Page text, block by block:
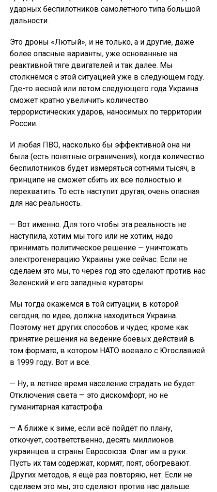
ударных беспилотников самолётного типа большой
дальности.
Это дроны «Лютый», и не только, а и другие, даже
более опасные варианты, уже основанные на
реактивной тяге двигателей и так далее. Мы
столкнёмся с этой ситуацией уже в следующем году.
Где-то весной или летом следующего года Украина
сможет кратно увеличить количество
террористических ударов, наносимых по территории
России.
И любая ПВО, насколько бы эффективной она ни
была (есть понятные ограничения), когда количество
беспилотников будет измеряться сотнями тысяч, в
принципе не сможет сбить их все полностью и
перехватить. То есть наступит другая, очень опасная
для нас реальность.
— Вот именно. Для того чтобы эта реальность не
наступила, хотим мы того или не хотим, надо
принимать политическое решение — уничтожать
электрогенерацию Украины уже сейчас. Если не
сделаем это мы, то через год это сделают против нас
Зеленский и его западные кураторы.
Мы тогда окажемся в той ситуации, в которой
сегодня, по идее, должна находиться Украина.
Поэтому нет других способов и чудес, кроме как
принятие решения на ведение боевых действий в
том формате, в котором НАТО воевало с Югославией
в 1999 году. Вот и всё.
— Ну, в летнее время население страдать не будет.
Отключения света — это дискомфорт, но не
гуманитарная катастрофа.
— А ближе к зиме, если всё пойдёт по плану,
откочует, соответственно, десять миллионов
украинцев в страны Евросоюза. Флаг им в руки.
Пусть их там содержат, кормят, поят, обогревают.
Других методов, я ещё раз повторяю, нет. Если не
сделаем это мы, это сделают против нас дальше.